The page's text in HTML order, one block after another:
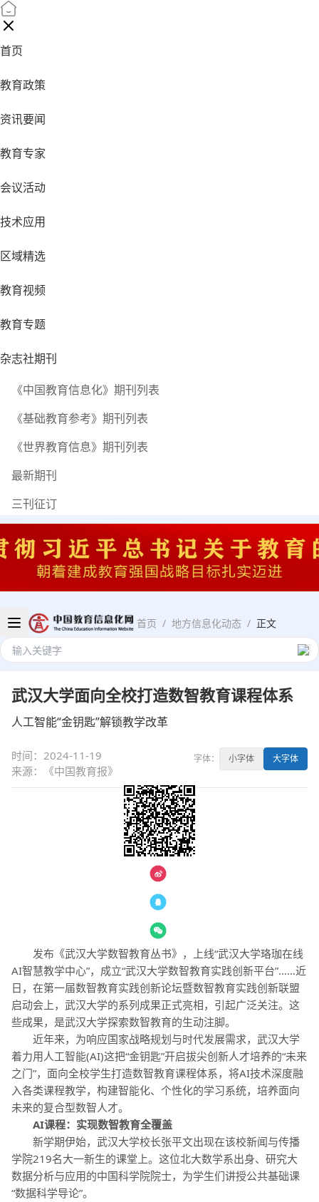
首页
教育政策
资讯要闻
教育专家
会议活动
技术应用
区域精选
教育视频
教育专题
杂志社期刊
《中国教育信息化》期刊列表
《基础教育参考》期刊列表
《世界教育信息》期刊列表
最新期刊
三刊征订
首页 / 地方信息化动态 / 正文
武汉大学面向全校打造数智教育课程体系
人工智能“金钥匙”解锁教学改革
时间：2024-11-19
来源：《中国教育报》
字体： 小字体 大字体
— 分享 —
发布《武汉大学数智教育丛书》，上线“武汉大学珞珈在线
AI智慧教学中心”，成立“武汉大学数智教育实践创新平台”……近
日，在第一届数智教育实践创新论坛暨数智教育实践创新联盟
启动会上，武汉大学的系列成果正式亮相，引起广泛关注。这
些成果，是武汉大学探索数智教育的生动注脚。
近年来，为响应国家战略规划与时代发展需求，武汉大学
着力用人工智能(AI)这把“金钥匙”开启拔尖创新人才培养的“未来
之门”，面向全校学生打造数智教育课程体系，将AI技术深度融
入各类课程教学，构建智能化、个性化的学习系统，培养面向
未来的复合型数智人才。
AI课程：实现数智教育全覆盖
新学期伊始，武汉大学校长张平文出现在该校新闻与传播
学院219名大一新生的课堂上。这位北大数学系出身、研究大
数据分析与应用的中国科学院院士，为学生们讲授公共基础课
“数据科学导论”。